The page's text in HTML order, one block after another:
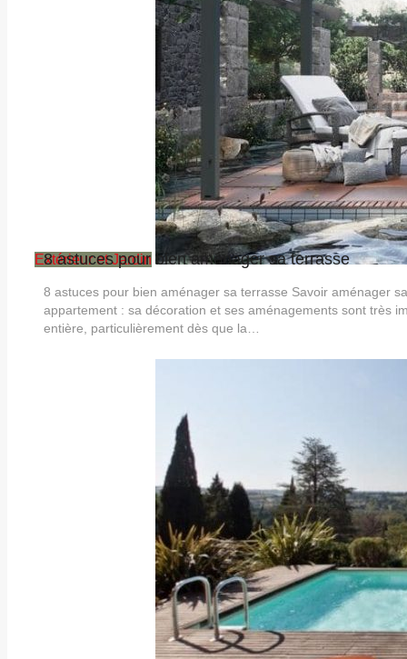
Extérieur et Jardin
8 astuces pour bien aménager sa terrasse
8 astuces pour bien aménager sa terrasse Savoir aménager
appartement : sa décoration et ses aménagements sont très
entière, particulièrement dès que la…